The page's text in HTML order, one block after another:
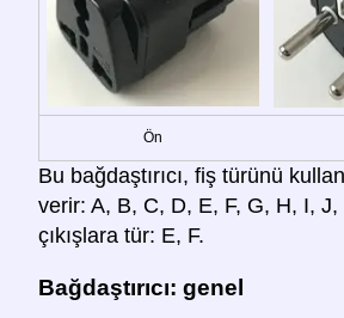
Ön
Bu bağdaştırıcı, fiş türünü
verir: A, B, C, D, E, F, G, H, I,
çıkışlara tür: E, F.
Bağdaştırıcı: genel